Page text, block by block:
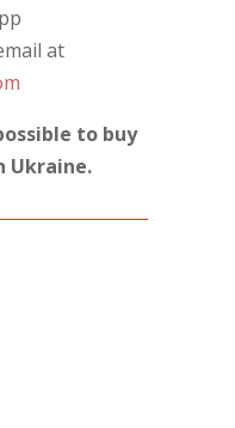
at
to buy
Ukraine.